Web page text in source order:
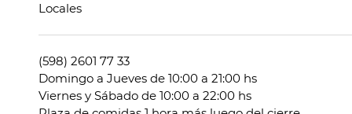
Locales
(598) 2601 77 33
Domingo a Jueves de 10:00 a 21:00 hs
Viernes y Sábado de 10:00 a 22:00 hs